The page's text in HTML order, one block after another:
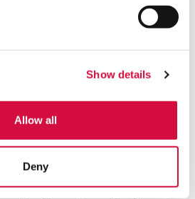
Show details
Allow all
Deny
Piemonts: Eine Route
Städten, in den Alpen­tälern, am